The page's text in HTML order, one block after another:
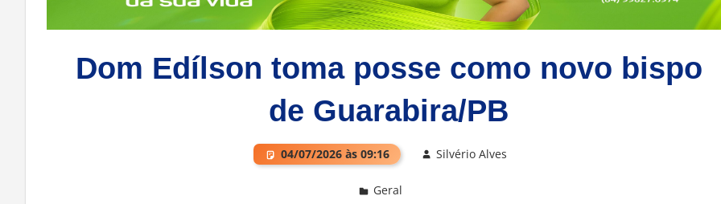
Dom Edílson toma posse como novo bispo
de Guarabira/PB
04/07/2026 às 09:16 Silvério Alves
Geral